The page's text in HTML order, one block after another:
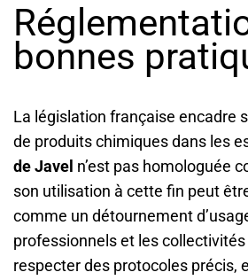
bonnes
La législation française encadre
de produits chimiques dans les
de Javel n’est pas homologuée
son utilisation à cette fin peut
comme un détournement
professionnels et les
respecter des protocoles précis,